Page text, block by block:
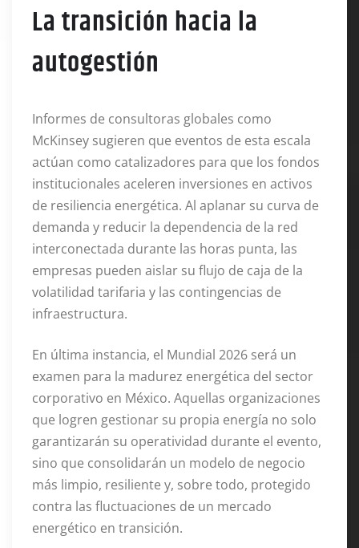
La transición hacia la
autogestión
Informes de consultoras globales como
McKinsey sugieren que eventos de esta escala
actúan como catalizadores para que los fondos
institucionales aceleren inversiones en activos
de resiliencia energética. Al aplanar su curva de
demanda y reducir la dependencia de la red
interconectada durante las horas punta, las
empresas pueden aislar su flujo de caja de la
volatilidad tarifaria y las contingencias de
infraestructura.
En última instancia, el Mundial 2026 será un
examen para la madurez energética del sector
corporativo en México. Aquellas organizaciones
que logren gestionar su propia energía no solo
garantizarán su operatividad durante el evento,
sino que consolidarán un modelo de negocio
más limpio, resiliente y, sobre todo, protegido
contra las fluctuaciones de un mercado
energético en transición.